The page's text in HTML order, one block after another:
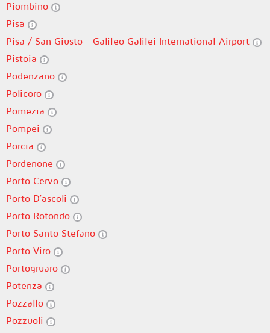
Piombino
Pisa
Pisa / San Giusto - Galileo Galilei International Airport
Pistoia
Podenzano
Policoro
Pomezia
Pompei
Porcia
Pordenone
Porto Cervo
Porto D’ascoli
Porto Rotondo
Porto Santo Stefano
Porto Viro
Portogruaro
Potenza
Pozzallo
Pozzuoli